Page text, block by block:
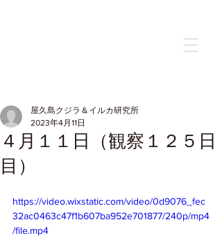
４月１１日（観察１２５日
目）
屋久島クジラ＆イルカ研究所
2023年4月11日
https://video.wixstatic.com/video/0d9076_fec
32ac0463c47f1b607ba952e701877/240p/mp4
/file.mp4